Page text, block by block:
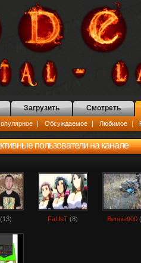
Загрузить Смотреть
| Обсуждаемое | Любимое |
пользователи на канале
(13) FaUsT (8) Bennie900